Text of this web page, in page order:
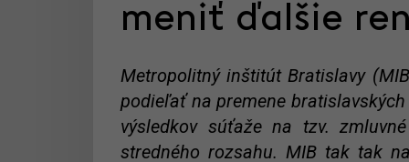
meniť ďalšie
Metropolitný inštitút Bratislavy
podieľať na premene
výsledkov súťaže na tzv.
stredného rozsahu. MIB tak tak